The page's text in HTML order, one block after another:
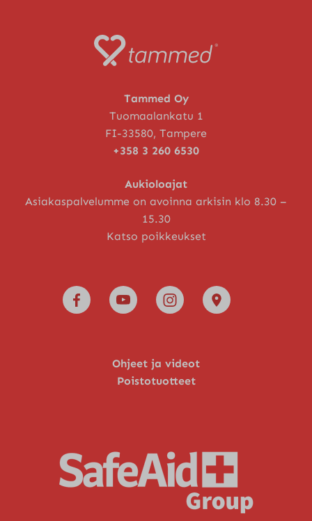
Tammed Oy
Tuomaalankatu 1
FI-33580, Tampere
+358 3 260 6530
Aukioloajat
Asiakaspalvelumme on avoinna arkisin klo 8.30 –
15.30
Katso poikkeukset
Ohjeet ja videot
Poistotuotteet